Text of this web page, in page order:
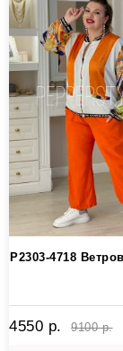
P2303-4718
4550 р. 9100 р.